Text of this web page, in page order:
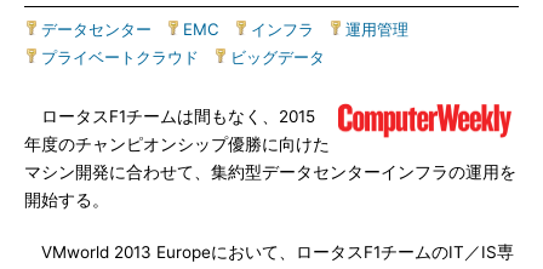
データセンター EMC インフラ 運用管理
プライベートクラウド
ビッグデータ
ロータスF1チームは間もなく、2015
年度のチャンピオンシップ優勝に向けた
マシン開発に合わせて、集約型データセンターインフラの運用を
開始する。
VMworld 2013 Europeにおいて、ロータスF1チームのIT／IS専